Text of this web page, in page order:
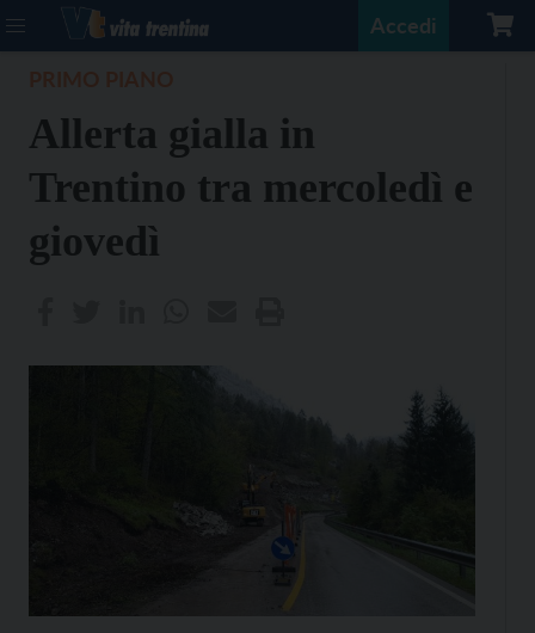
Accedi
Allerta gialla in
Trentino tra mercoledì e
giovedì